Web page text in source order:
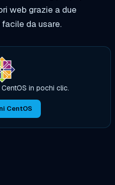
web grazie a due
da usare.
in pochi clic.
CentOS